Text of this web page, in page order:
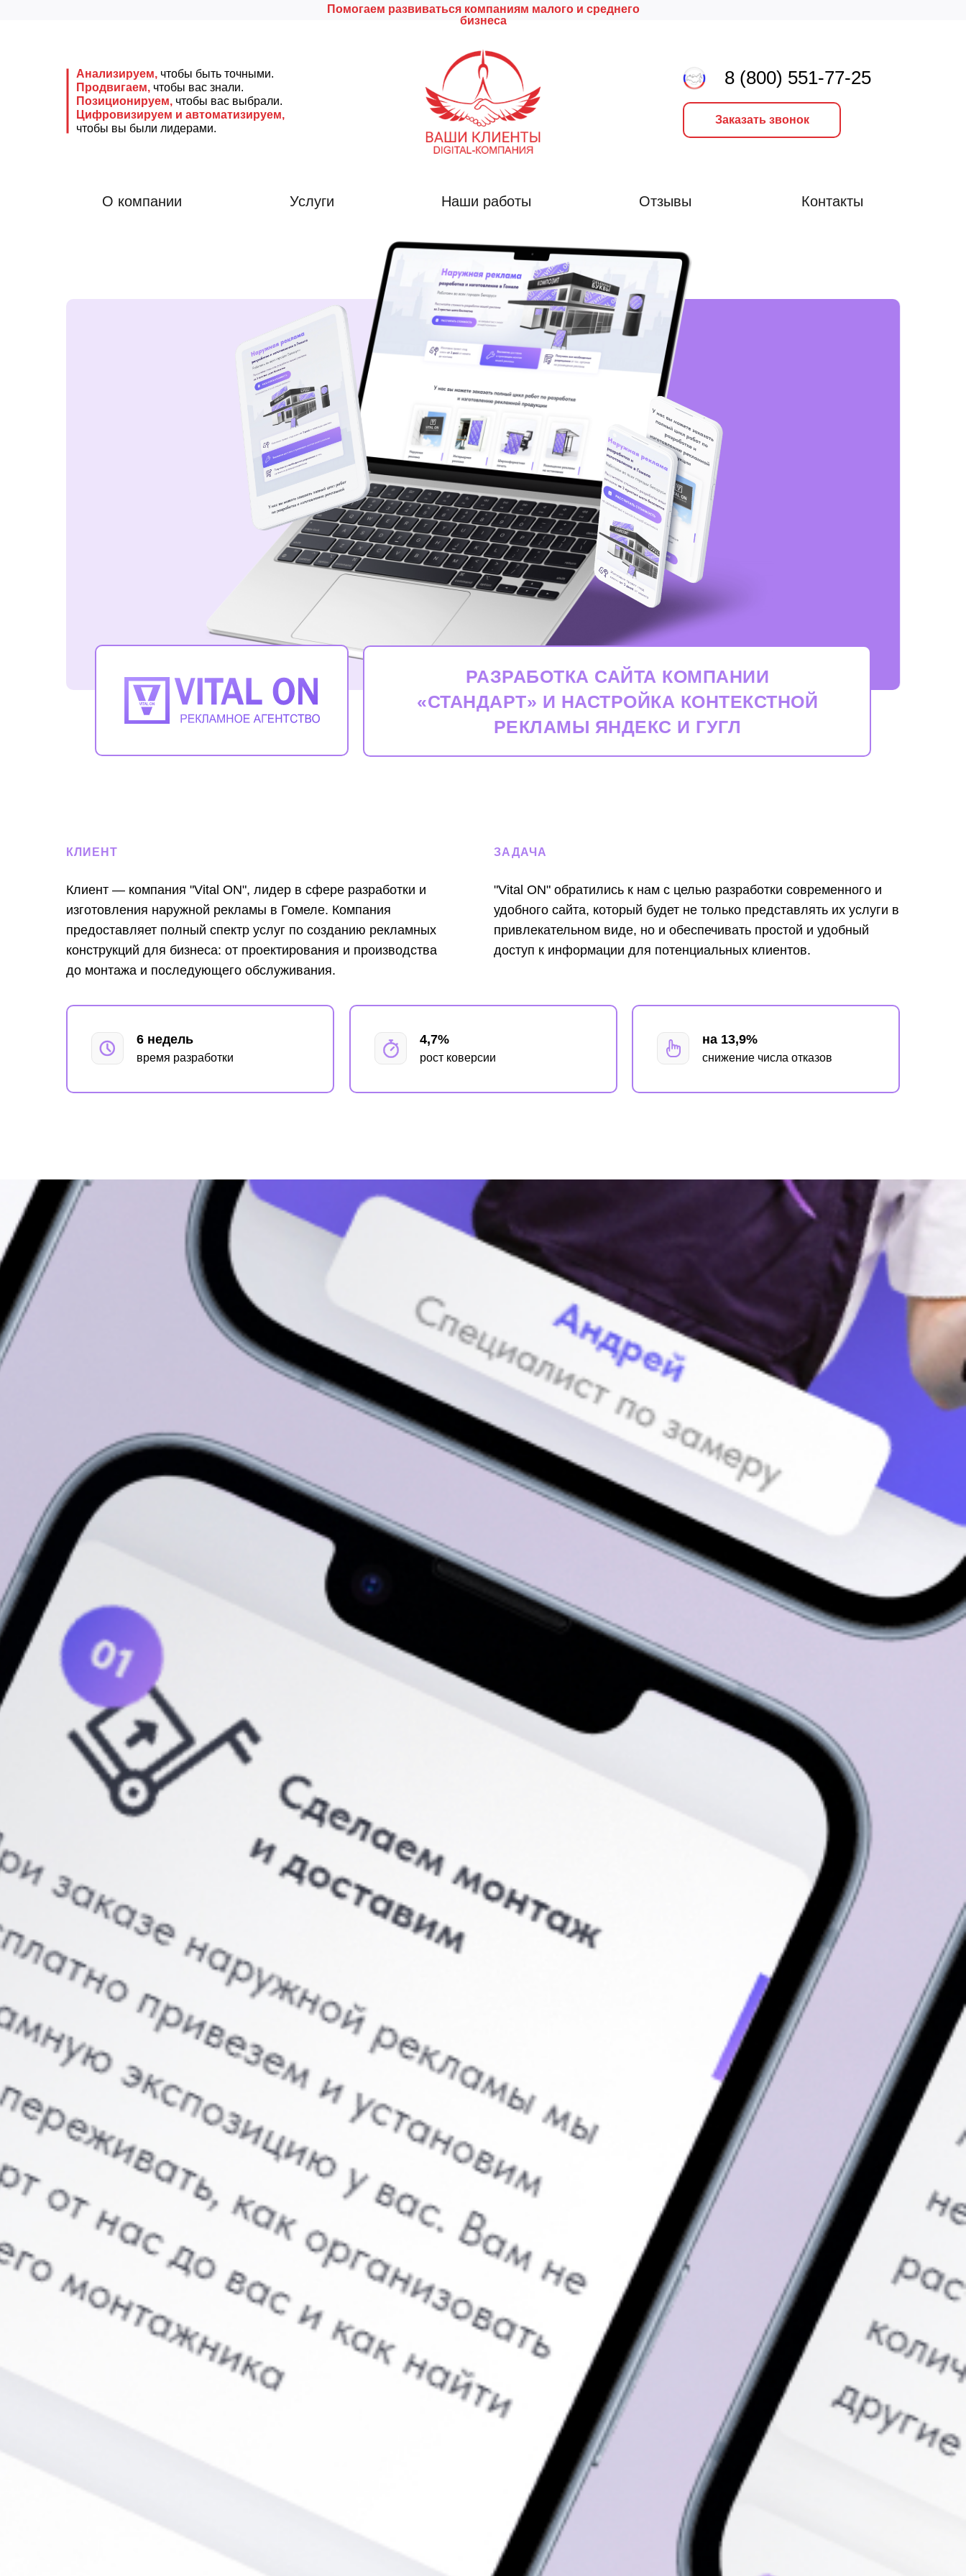
Заказать звонок
Анализируем, чтобы быть точными.
Продвигаем, чтобы вас знали.
Позиционируем, чтобы вас выбрали.
Цифровизируем и автоматизируем,
чтобы вы были лидерами.
Помогаем развиваться компаниям малого и среднего
бизнеса
О компании Наши работы Отзывы
Услуги
8 (800) 551-77-25
Контакты
РАЗРАБОТКА САЙТА КОМПАНИИ
«СТАНДАРТ» И НАСТРОЙКА КОНТЕКСТНОЙ
РЕКЛАМЫ ЯНДЕКС И ГУГЛ
Клиент — компания "Vital ON", лидер в сфере разработки и
изготовления наружной рекламы в Гомеле. Компания
предоставляет полный спектр услуг по созданию рекламных
конструкций для бизнеса: от проектирования и производства
до монтажа и последующего обслуживания.
"Vital ON" обратились к нам с целью разработки современного и
удобного сайта, который будет не только представлять их услуги в
привлекательном виде, но и обеспечивать простой и удобный
доступ к информации для потенциальных клиентов.
КЛИЕНТ ЗАДАЧА
6 недель
время разработки
4,7%
рост коверсии
на 13,9%
снижение числа отказов